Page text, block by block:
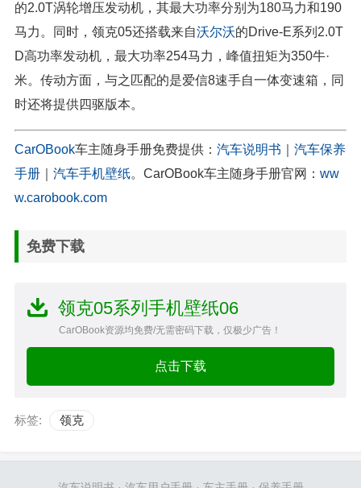
的2.0T涡轮增压发动机，其最大功率分别为180马力和190
马力。同时，领克05还搭载来自沃尔沃的Drive-E系列2.0T
D高功率发动机，最大功率254马力，峰值扭矩为350牛·
米。传动方面，与之匹配的是爱信8速手自一体变速箱，同
时还将提供四驱版本。
CarOBook车主随身手册免费提供： 汽车说明书
汽车保养
手册
汽车手机壁纸。CarOBook车主随身手册官网： ww
w.carobook.com
免费下载
领克05系列手机壁纸06
CarOBook资源均免费/无需密码下载，仅极少广告！
点击下载
标签: 领克